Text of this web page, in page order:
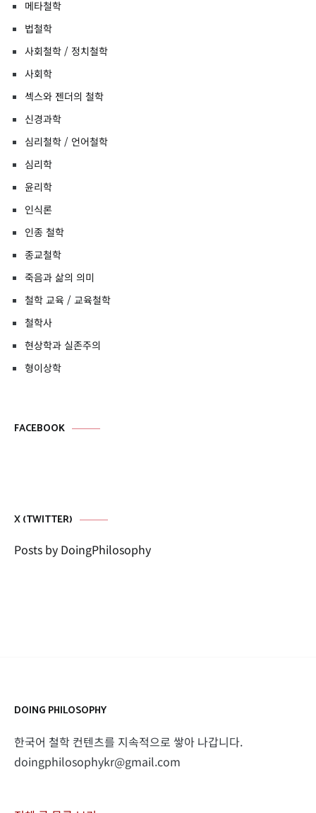
메타철학
법철학
사회철학 / 정치철학
사회학
섹스와 젠더의 철학
신경과학
심리철학 / 언어철학
심리학
윤리학
인식론
인종 철학
종교철학
죽음과 삶의 의미
철학 교육 / 교육철학
철학사
현상학과 실존주의
형이상학
FACEBOOK
X (TWITTER)
Posts by DoingPhilosophy
DOING PHILOSOPHY
한국어 철학 컨텐츠를 지속적으로 쌓아 나갑니다.
doingphilosophykr@gmail.com